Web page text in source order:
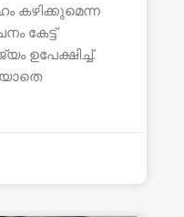
കഴിക്കുമെന്ന
കേട്ട്
ഉപേക്ഷിച്ച്.